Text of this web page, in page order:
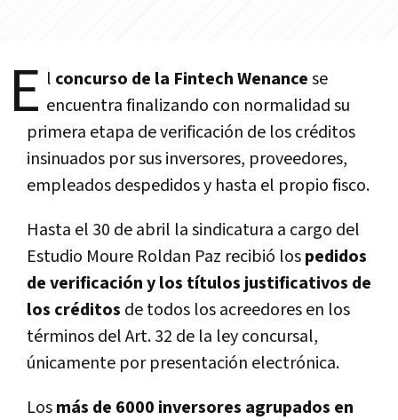
E l concurso de la Fintech Wenancese
encuentra finalizando con normalidad su
primera etapa de verificación de los créditos
insinuados por sus inversores, proveedores,
empleados despedidos y hasta el propio fisco.
Hasta el 30 de abril la sindicatura a cargo del
Estudio Moure Roldan Paz recibió lospedidos
de verificación y los títulos justificativos de
los créditos de todos los acreedores en los
términos del Art. 32 de la ley concursal,
únicamente por presentación electrónica.
Losmás de 6000 inversores agrupados en